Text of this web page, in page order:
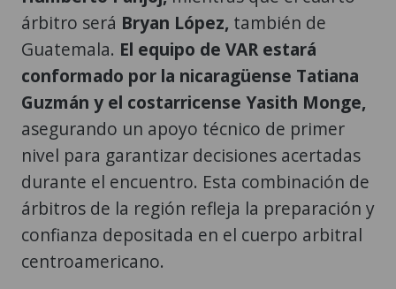
árbitro será Bryan López, también de
Guatemala. El equipo de VAR estará
conformado por la nicaragüense Tatiana
Guzmán y el costarricense Yasith Monge,
asegurando un apoyo técnico de primer
nivel para garantizar decisiones acertadas
durante el encuentro. Esta combinación de
árbitros de la región refleja la preparación y
confianza depositada en el cuerpo arbitral
centroamericano.